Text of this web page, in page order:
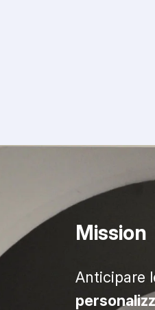
Mission
Anticipare